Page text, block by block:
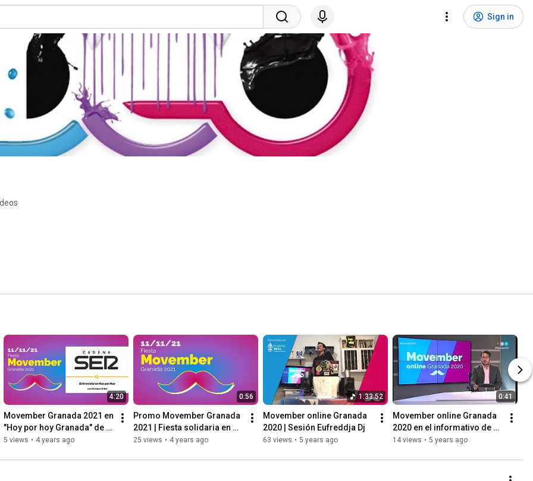
Sign in
4:20
Movember Granada 2021 en
"Hoy por hoy Granada" de
La Ser
5 views • 4 years ago
0:56
Promo Movember Granada
2021 | Fiesta solidaria en
Sala Planta Baja el 11/11
25 views • 4 years ago
1:33:52
Movember online Granada
2020 | Sesión Eufreddja Dj
63 views • 5 years ago
0:41
Movember online Granada
2020 en el informativo de
TG7
14 views • 5 years ago